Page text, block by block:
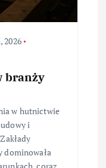
2026
branży
w hutnictwie
i
dominowała